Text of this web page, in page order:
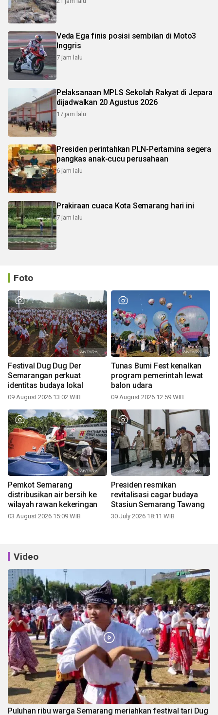
Veda Ega finis posisi sembilan di Moto3
Inggris
7 jam lalu
Pelaksanaan MPLS Sekolah Rakyat di Jepara
dijadwalkan 20 Agustus 2026
17 jam lalu
Presiden perintahkan PLN-Pertamina segera
pangkas anak-cucu perusahaan
6 jam lalu
Prakiraan cuaca Kota Semarang hari ini
7 jam lalu
Foto
Festival Dug Dug Der
Semarangan perkuat
identitas budaya lokal
09 August 2026 13:02 WIB
Tunas Bumi Fest kenalkan
program pemerintah lewat
balon udara
09 August 2026 12:59 WIB
Pemkot Semarang
distribusikan air bersih ke
wilayah rawan kekeringan
03 August 2026 15:09 WIB
Presiden resmikan
revitalisasi cagar budaya
Stasiun Semarang Tawang
30 July 2026 18:11 WIB
Video
Puluhan ribu warga Semarang meriahkan festival tari Dug